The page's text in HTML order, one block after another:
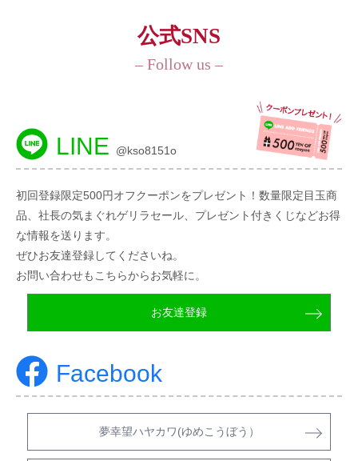
公式SNS
– Follow us –
LINE @kso8151o
初回登録限定500円オフクーポンをプレゼント！数量限定目玉商
品、社長の気まぐれゲリラセール、プレゼント付きくじなどお得
な情報を送ります。
ぜひお友達登録してくださいね。
お問い合わせもこちらからお気軽に。
お友達登録
Facebook
夢幸望ハヤカワ(ゆめこうぼう）